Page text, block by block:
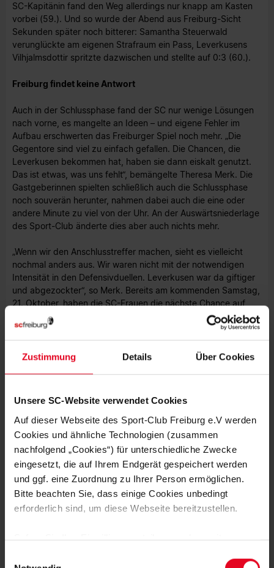
Zustimmung Details Über Cookies
Unsere SC-Website verwendet Cookies
Auf dieser Webseite des Sport-Club Freiburg e.V werden
Cookies und ähnliche Technologien (zusammen
nachfolgend „Cookies“) für unterschiedliche Zwecke
eingesetzt, die auf Ihrem Endgerät gespeichert werden
und ggf. eine Zuordnung zu Ihrer Person ermöglichen.
Bitte beachten Sie, dass einige Cookies unbedingt
erforderlich sind, um diese Webseite bereitzustellen.
SC-Kapitänin fand den Weg allerdings nur knapp am Kasten
vorbei (59.). Und so wurde der Abend aus Freiburg-Sicht
Sekunden später noch bitterer: Samantha Steuerwald
verunglückte am eigenen Strafraum ein Pass, Leverkusens
Vilhjalmsdottir spritzte dazwischen und stellte auf 0:3 (60.).
Freiburg findet keine Antwort
Auch in der Schlussphase fand der SC nur wenige Lösungen
nach vorne, es mangelte an Ideen – und eigene Fehler im
Aufbau erschwerten das Freiburger Spiel noch mehr. „Die
Gegentore sind viel zu einfach gefallen. Die Chancen, die
Leverkusen bekommen hat, haben sie dann eiskalt genutzt.
Das ist etwas, was uns fehlt“, bemängelte Theresa Merk. Die
Gastgeberinnen spielten schließlich auch die Schlussphase
noch souverän herunter, nahmen dabei auch die eine oder
andere Minute zu viel von der Uhr. An der Auswärtsniederlage
des Sport-Club änderte dies aber auch nichts mehr.
„Wenn wir den Anschlusstreffer machen, sieht es vielleicht
nochmal anders aus. Wir waren nicht mit der notwendigen
Intensität in den Defensivduellen. Leverkusen war da giftiger
und abgezockter“, so Merk. Bereits am kommenden Samstag,
21. Oktober, haben die SC-Frauen die nächste Chance auf
etwas Zählbares. Als Gegner sind dann die Aufsteigerinnen
vom 1. FC Nürnberg um 12 Uhr zu Gast im heimischen
Dreisamstadion.
STENOGRAMM
Aufstellung Bayer 04 Leverkusen:
Repohl - Matysik,
Bragstad, Turanyi, Levels - Senß (87. van Deursen),
Zdebel - Hansen (72. Ostermeier), Vilhjalmsdottir (72.
Bartz), Kögel (46. Arfaoui) - Karczewska (86. Winther
Johansen)
Robert de Pauw